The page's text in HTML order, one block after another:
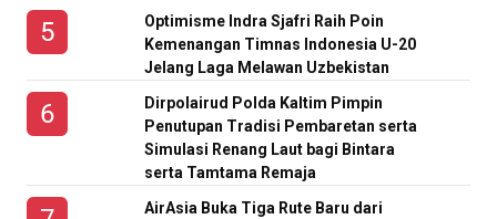
Optimisme Indra Sjafri Raih Poin
Kemenangan Timnas Indonesia U-20
Jelang Laga Melawan Uzbekistan
Dirpolairud Polda Kaltim Pimpin
Penutupan Tradisi Pembaretan serta
Simulasi Renang Laut bagi Bintara
serta Tamtama Remaja
AirAsia Buka Tiga Rute Baru dari